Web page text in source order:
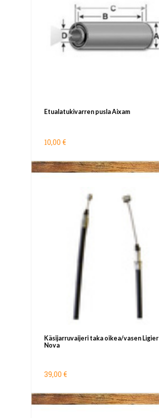
Etualatukivarren pusla Aixam
10,00 €
Käsijarruvaijeri taka oikea/vasen Ligier
Nova
39,00 €